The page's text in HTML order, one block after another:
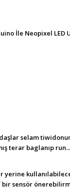
İle Neopixel LED
selam
terar baglanıp run...
yerine
sensör